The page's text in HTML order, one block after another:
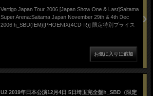
Vertigo Japan Tour 2006 [Japan Show One & Last]Saitama
Super Arena:Saitama Japan November 29th & 4th Dec
2006 h_SBD(IEM)[PHOENIX(4CD-R)] 限定特別プライス
U2 2019年日本公演12月4日 5日埼玉完全盤h_SBD（限定